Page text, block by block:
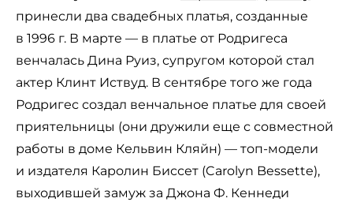
принесли два свадебных платья, созданные
в 1996 г. В марте — в платье от Родригеса
венчалась Дина Руиз, супругом которой стал
актер Клинт Иствуд. В сентябре того же года
Родригес создал венчальное платье для своей
приятельницы (они дружили еще с совместной
работы в доме Кельвин Кляйн) — топ-модели
и издателя Каролин Биссет (Carolyn Bessette),
выходившей замуж за Джона Ф. Кеннеди